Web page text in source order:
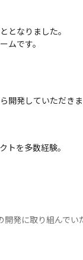
となりました。
ムです。
発していただきま
を多数経験。
発に取り組んでい